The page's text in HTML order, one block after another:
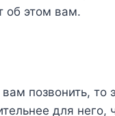
об этом вам.
позвонить, то
для него,